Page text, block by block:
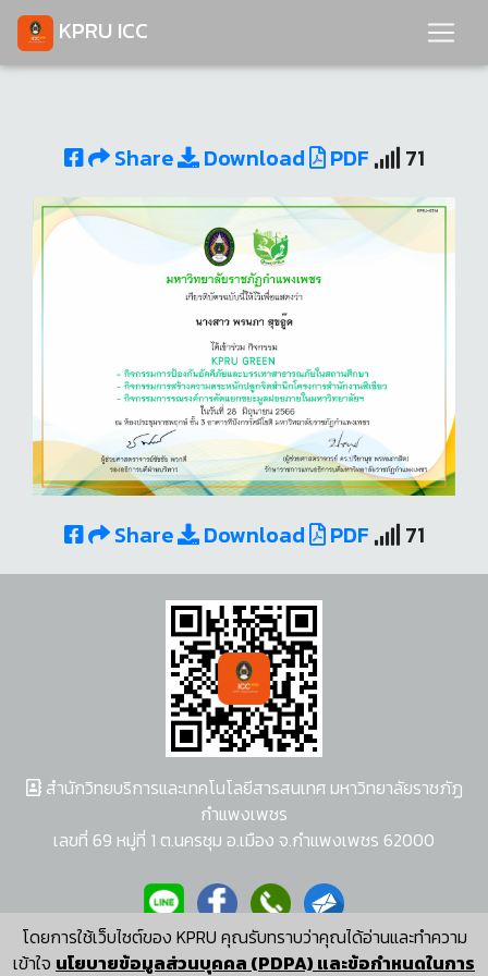
KPRU ICC
Share Download PDF 71
Share Download PDF 71
โดยการใช้เว็บไซต์ของ KPRU คุณรับทราบว่าคุณได้อ่านและทำความ
เข้าใจ นโยบายข้อมูลส่วนบุคคล (PDPA) และข้อกำหนดในการ
สำนักวิทยบริการและเทคโนโลยีสารสนเทศ มหาวิทยาลัยราชภัฏ
กำแพงเพชร
เลขที่ 69 หมู่ที่ 1 ต.นครชุม อ.เมือง จ.กำแพงเพชร 62000
ผู้พัฒนาระบบ อนุชา พวงผกา